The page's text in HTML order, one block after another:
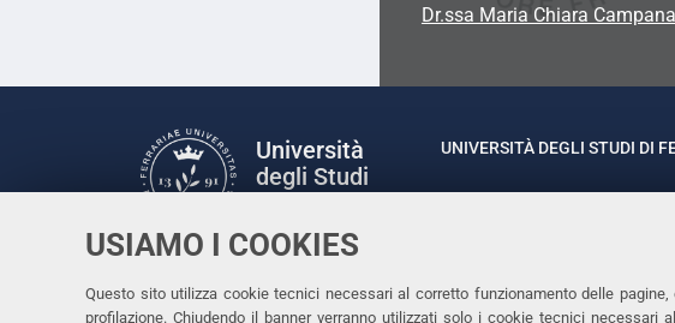
USIAMO I COOKIES
Questo sito utilizza cookie tecnici necessari al corretto funzionamento delle
profilazione. Chiudendo il banner verranno utilizzati solo i cookie tecnici
Dr.ssa Maria Chiara Campana
Università
degli Studi
UNIVERSITÀ DEGLI STUDI DI
Rettrice: Prof.ssa Laura